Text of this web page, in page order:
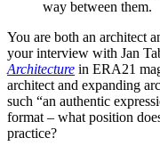
way between them.
You are both an architect
your interview with Jan
Architecture in ERA21
architect and expanding
such “an authentic
format – what position
practice?